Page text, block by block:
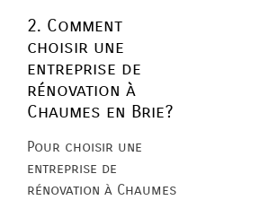
2. Comment
choisir une
entreprise de
rénovation à
Chaumes en Brie?
Pour choisir une
entreprise de
rénovation à Chaumes